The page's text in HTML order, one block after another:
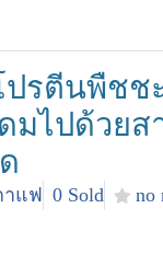
ปรตีนพืชช
มไปด้วยส
าแฟ 0 Sold
no